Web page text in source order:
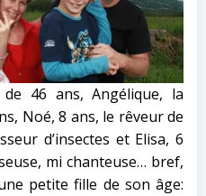
de 46 ans, Angélique, la
Noé, 8 ans, le rêveur de
d’insectes et Elisa, 6
mi chanteuse… bref,
petite fille de son âge: